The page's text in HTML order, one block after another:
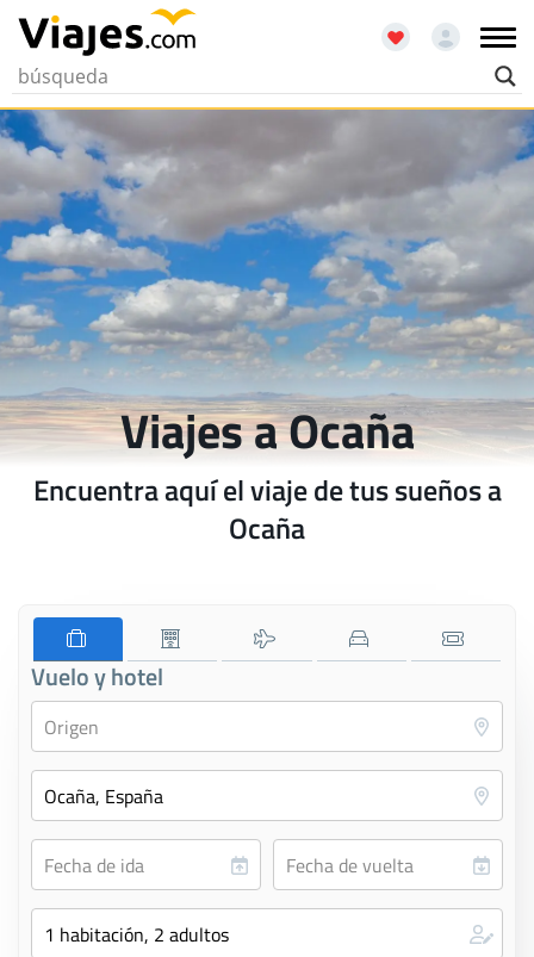
Viajes a Ocaña
Encuentra aquí el viaje de tus sueños a
Ocaña
Vuelo y hotel